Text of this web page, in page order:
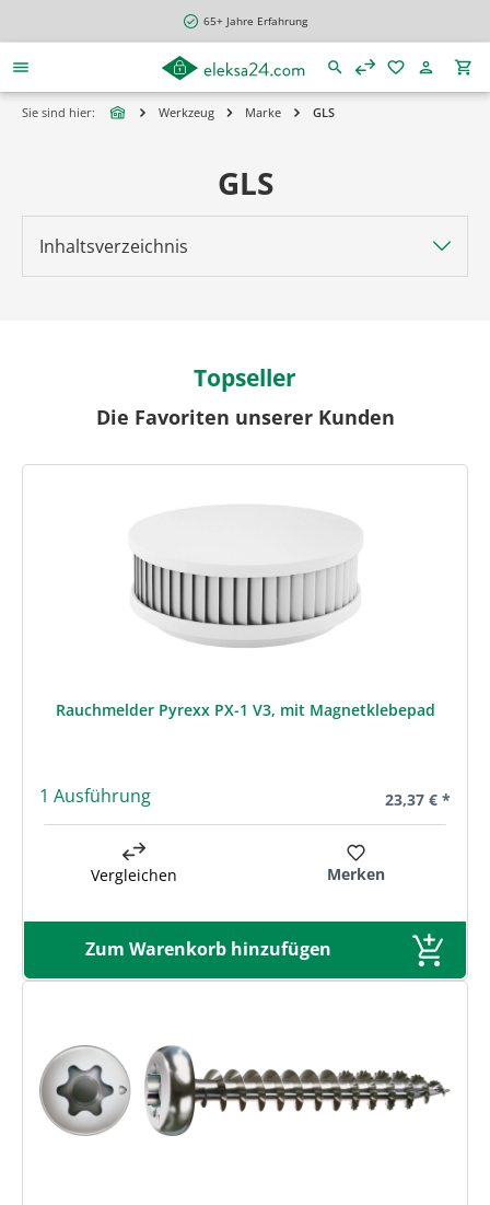
65+ Jahre Erfahrung
Sie sind hier: Werkzeug Marke GLS
Inhaltsverzeichnis
GLS
Topseller
Die Favoriten unserer Kunden
Rauchmelder Pyrexx PX-1 V3, mit Magnetklebepad
1 Ausführung Regulärer
23,37 € *
Vergleichen Merken
Zum Warenkorb hinzufügen